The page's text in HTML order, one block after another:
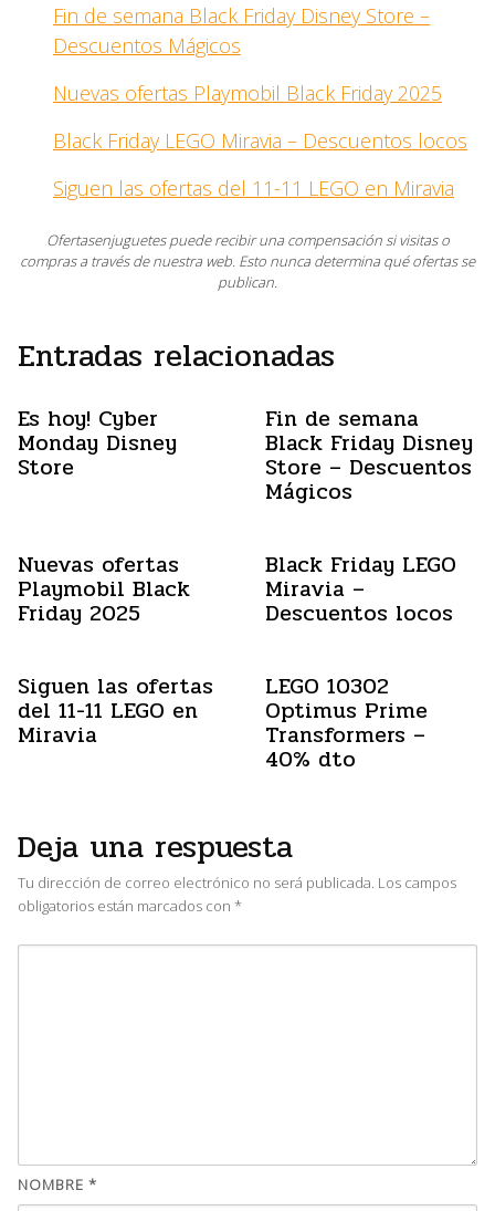
Fin de semana Black Friday Disney Store –
Descuentos Mágicos
Nuevas ofertas Playmobil Black Friday 2025
Black Friday LEGO Miravia – Descuentos locos
Siguen las ofertas del 11-11 LEGO en Miravia
Ofertasenjuguetes puede recibir una compensación si visitas o
compras a través de nuestra web. Esto nunca determina qué ofertas se
publican.
Entradas relacionadas
Es hoy! Cyber
Monday Disney
Store
Fin de semana
Black Friday Disney
Store – Descuentos
Mágicos
Nuevas ofertas
Playmobil Black
Friday 2025
Black Friday LEGO
Miravia –
Descuentos locos
Siguen las ofertas
del 11-11 LEGO en
Miravia
LEGO 10302
Optimus Prime
Transformers –
40% dto
Deja una respuesta
Tu dirección de correo electrónico no será publicada. Los campos
obligatorios están marcados con *
NOMBRE *